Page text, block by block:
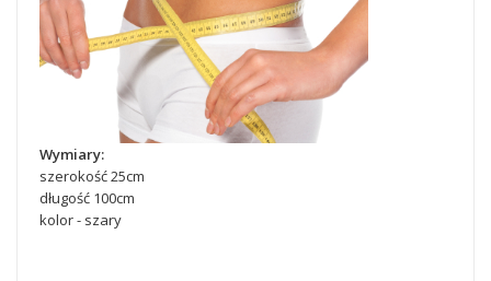
Wymiary:
szerokość 25cm
długość 100cm
kolor - szary